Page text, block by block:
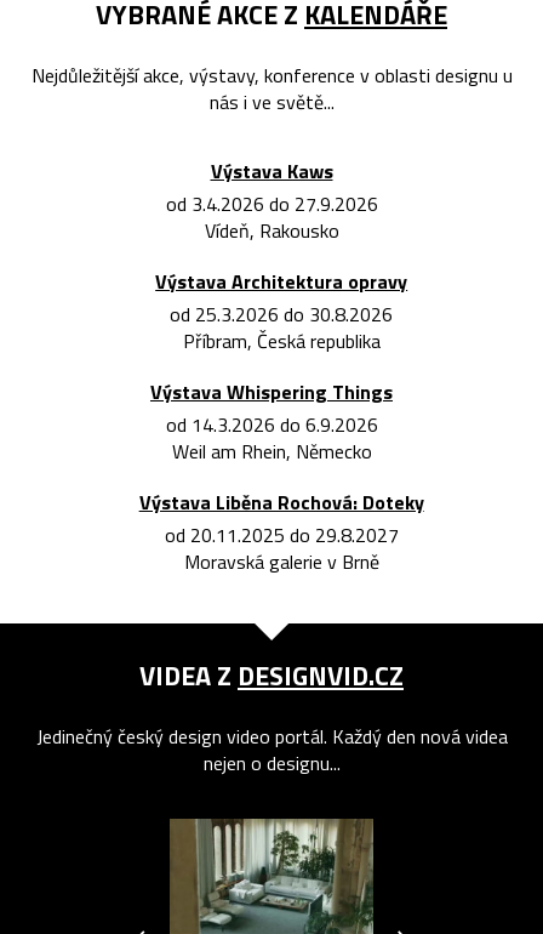
VYBRANÉ AKCE Z KALENDÁŘE
Nejdůležitější akce, výstavy, konference v oblasti designu u
nás i ve světě...
Výstava Kaws
od 3.4.2026 do 27.9.2026
Vídeň, Rakousko
Výstava Architektura opravy
od 25.3.2026 do 30.8.2026
Příbram, Česká republika
Výstava Whispering Things
od 14.3.2026 do 6.9.2026
Weil am Rhein, Německo
Výstava Liběna Rochová: Doteky
od 20.11.2025 do 29.8.2027
Moravská galerie v Brně
VIDEA Z DESIGNVID.CZ
Jedinečný český design video portál. Každý den nová videa
nejen o designu...